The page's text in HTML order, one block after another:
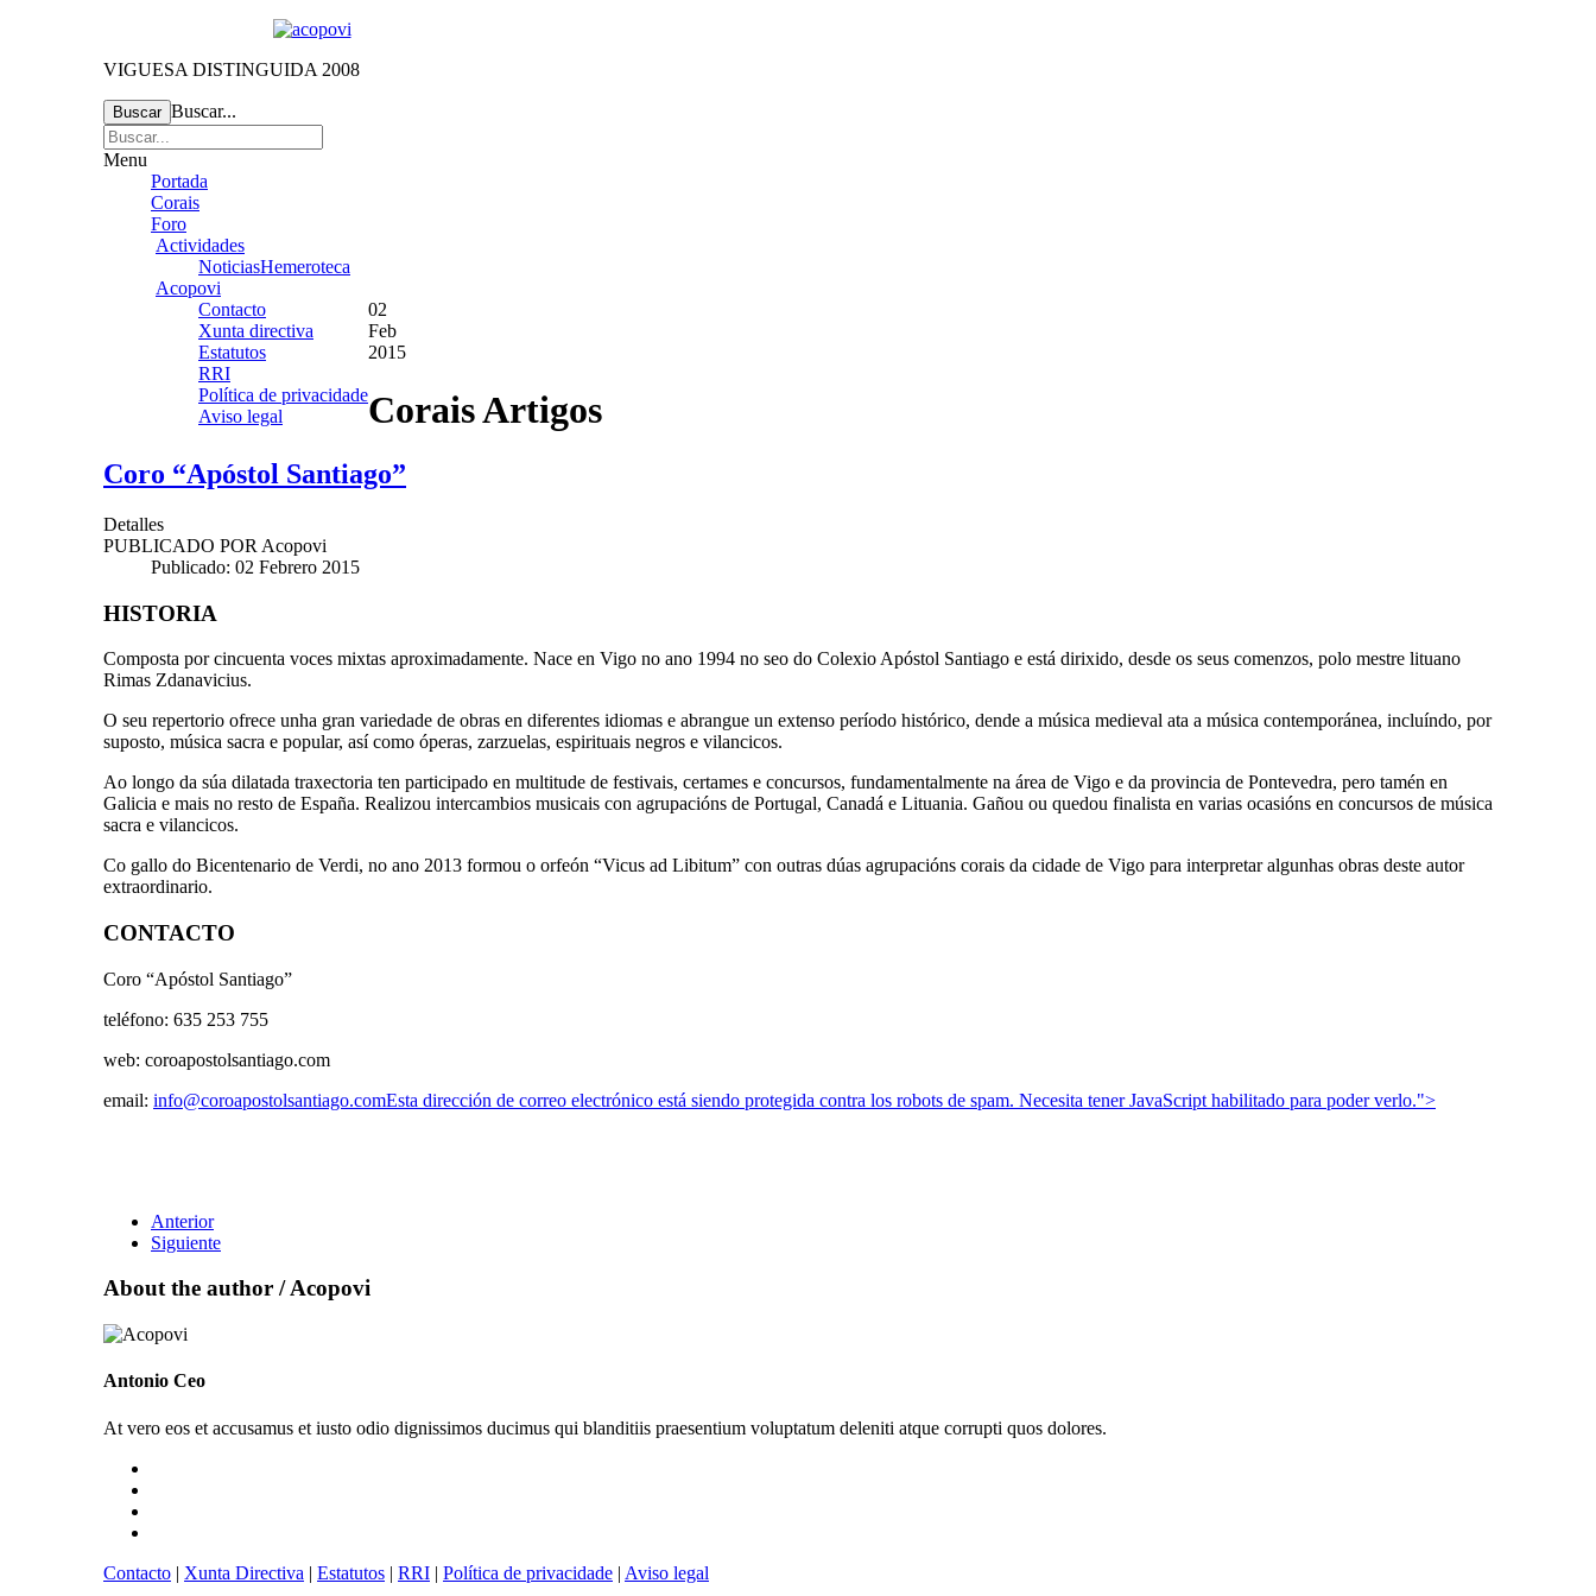
VIGUESA DISTINGUIDA 2008
Buscar Buscar...
Menu
Portada
Corais
Foro
Actividades
NoticiasHemeroteca
Acopovi
Contacto
Xunta directiva
Estatutos
RRI
Política de privacidade
Aviso legal
02
Feb
2015
Corais Artigos
Coro “Apóstol Santiago”
Detalles
PUBLICADO POR Acopovi
Publicado: 02 Febrero 2015
HISTORIA
Composta por cincuenta voces mixtas aproximadamente. Nace en Vigo no ano 1994 no seo do Colexio Apóstol Santiago e está dirixido, desde os seus comenzos, polo mestre lituano
Rimas Zdanavicius.
O seu repertorio ofrece unha gran variedade de obras en diferentes idiomas e abrangue un extenso período histórico, dende a música medieval ata a música contemporánea, incluíndo, por
suposto, música sacra e popular, así como óperas, zarzuelas, espirituais negros e vilancicos.
Ao longo da súa dilatada traxectoria ten participado en multitude de festivais, certames e concursos, fundamentalmente na área de Vigo e da provincia de Pontevedra, pero tamén en
Galicia e mais no resto de España. Realizou intercambios musicais con agrupacións de Portugal, Canadá e Lituania. Gañou ou quedou finalista en varias ocasións en concursos de música
sacra e vilancicos.
Co gallo do Bicentenario de Verdi, no ano 2013 formou o orfeón “Vicus ad Libitum” con outras dúas agrupacións corais da cidade de Vigo para interpretar algunhas obras deste autor
extraordinario.
CONTACTO
Coro “Apóstol Santiago”
teléfono: 635 253 755
web: coroapostolsantiago.com
email: info@coroapostolsantiago.comEsta dirección de correo electrónico está siendo protegida contra los robots de spam. Necesita tener JavaScript habilitado para poder verlo.">
Anterior
Siguiente
About the author /Acopovi
Antonio Ceo
At vero eos et accusamus et iusto odio dignissimos ducimus qui blanditiis praesentium voluptatum deleniti atque corrupti quos dolores.
Contacto | Xunta Directiva | Estatutos | RRI | Política de privacidade | Aviso legal